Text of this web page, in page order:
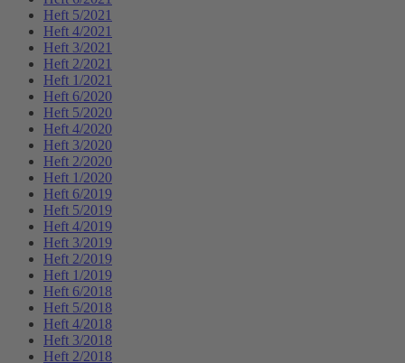
Heft 5/2021
Heft 4/2021
Heft 3/2021
Heft 2/2021
Heft 1/2021
Heft 6/2020
Heft 5/2020
Heft 4/2020
Heft 3/2020
Heft 2/2020
Heft 1/2020
Heft 6/2019
Heft 5/2019
Heft 4/2019
Heft 3/2019
Heft 2/2019
Heft 1/2019
Heft 6/2018
Heft 5/2018
Heft 4/2018
Heft 3/2018
Heft 2/2018